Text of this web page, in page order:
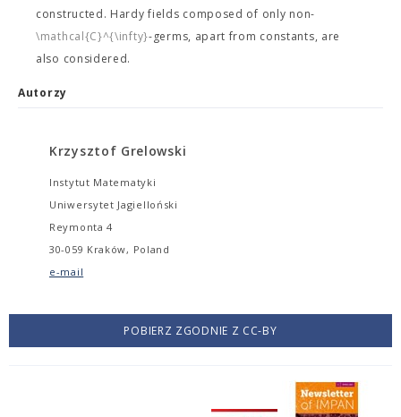
constructed. Hardy fields composed of only non-
\mathcal{C}^{\infty}-germs, apart from constants, are
also considered.
Autorzy
Krzysztof Grelowski
Instytut Matematyki
Uniwersytet Jagielloński
Reymonta 4
30-059 Kraków, Poland
e-mail
POBIERZ ZGODNIE Z CC-BY